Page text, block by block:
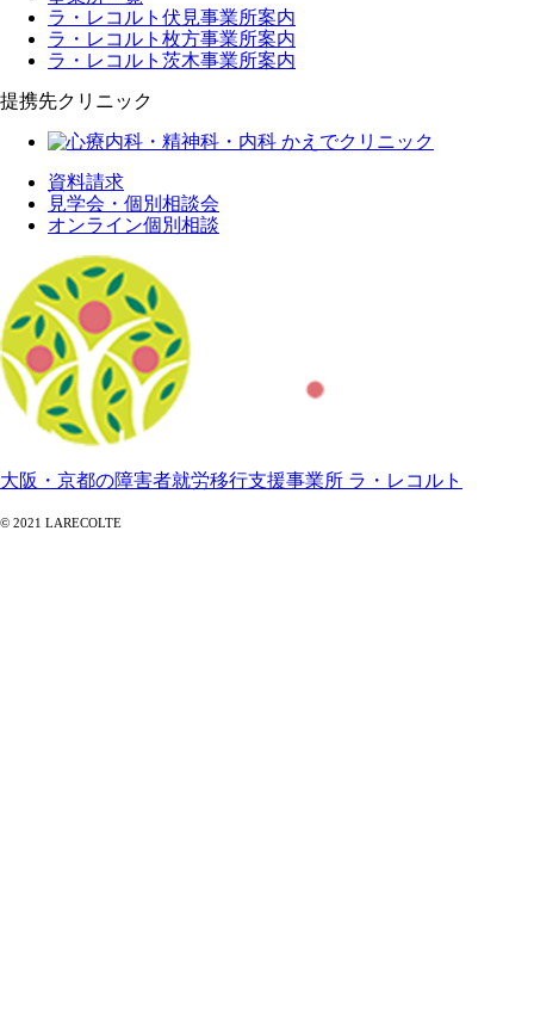
ラ・レコルト伏見事業所案内
ラ・レコルト枚方事業所案内
ラ・レコルト茨木事業所案内
提携先クリニック
資料請求
見学会・個別相談会
オンライン個別相談
大阪・京都の障害者就労移行支援事業所 ラ・レコルト
© 2021 LARECOLTE